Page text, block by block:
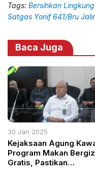
Tags: Bersihkan
Satgas Yonif 641/Bru
Baca Juga
30 Jan 2025
Kejaksaan Agung
Program Makan
Gratis, Pastikan